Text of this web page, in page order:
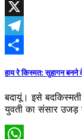
Facebook
X
Telegram
हाय रे किस्मत: सुहागन बनने
बदायूं। इसे
युवती का संसार उजड़